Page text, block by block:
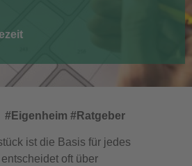
#Ratgeber
ist die Basis für jedes
oft über